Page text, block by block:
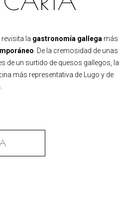
revisita la gastronomía gallega más
. De la cremosidad de unas
de un surtido de quesos gallegos, la
más representativa de Lugo y de